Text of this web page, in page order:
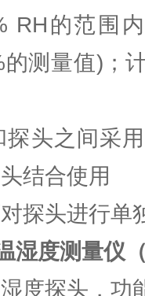
RH的范围
测量值)；
头之间采
结合使用
探头进行单
湿度测量仪
度探头，功